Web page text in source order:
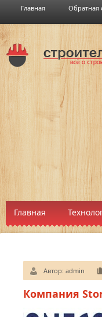
Главная Обратная
Главная
Автор: admin
Компания